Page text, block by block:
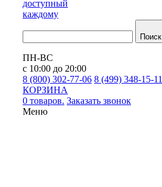
доступный
каждому
Поиск
ПН-ВС
с 10:00 до 20:00
8 (800) 302-77-06 8 (499) 348-15-11
КОРЗИНА
0 товаров. Заказать звонок
Меню